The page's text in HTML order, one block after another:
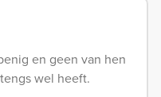
en geen van hen
wel heeft.